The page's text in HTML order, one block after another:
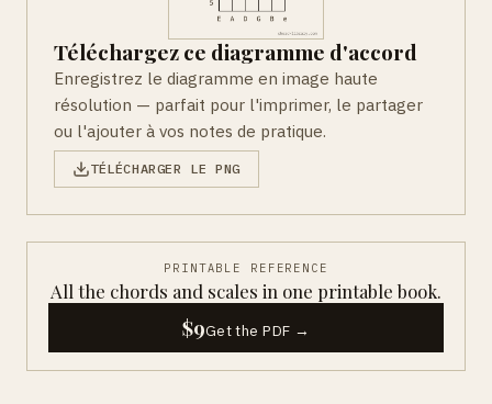
Téléchargez ce diagramme d'accord
Enregistrez le diagramme en image haute
résolution — parfait pour l'imprimer, le partager
ou l'ajouter à vos notes de pratique.
TÉLÉCHARGER LE PNG
PRINTABLE REFERENCE
All the chords and scales in one printable book.
$9Get the PDF →